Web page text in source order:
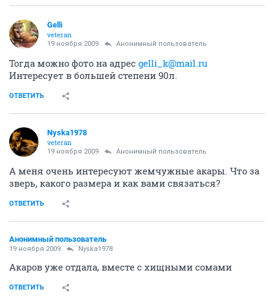
Gelli
veteran
19 ноября 2009 Анонимный пользователь
Тогда можно фото на адрес gelli_k@mail.ru
Интересует в большей степени 90л.
ОТВЕТИТЬ
Nyska1978
veteran
19 ноября 2009 Анонимный пользователь
А меня очень интересуют жемчужные акары. Что за
зверь, какого размера и как вами связаться?
ОТВЕТИТЬ
Анонимный пользователь
19 ноября 2009 Nyska1978
Акаров уже отдала, вместе с хищными сомами
ОТВЕТИТЬ